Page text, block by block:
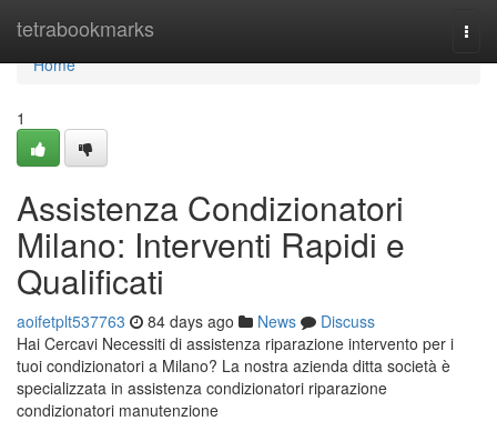
tetrabookmarks
Home
Home
1
Assistenza Condizionatori
Milano: Interventi Rapidi e
Qualificati
aoifetplt537763 84 days ago News
Discuss
Hai Cercavi Necessiti di assistenza riparazione intervento per i
tuoi condizionatori a Milano? La nostra azienda ditta società è
specializzata in assistenza condizionatori riparazione
condizionatori manutenzione